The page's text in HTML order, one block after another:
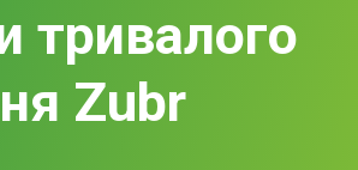
тривалого
Zubr